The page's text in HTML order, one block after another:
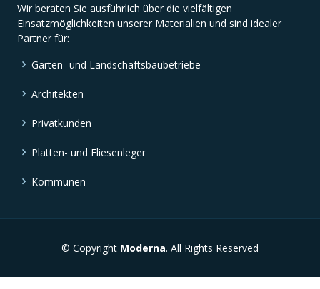
Wir beraten Sie ausführlich über die vielfältigen
Einsatzmöglichkeiten unserer Materialien und sind idealer
Partner für:
Garten- und Landschaftsbaubetriebe
Architekten
Privatkunden
Platten- und Fliesenleger
Kommunen
© Copyright Moderna. All Rights Reserved